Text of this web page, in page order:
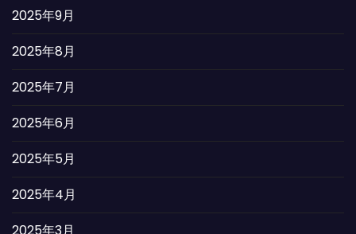
2025年9月
2025年8月
2025年7月
2025年6月
2025年5月
2025年4月